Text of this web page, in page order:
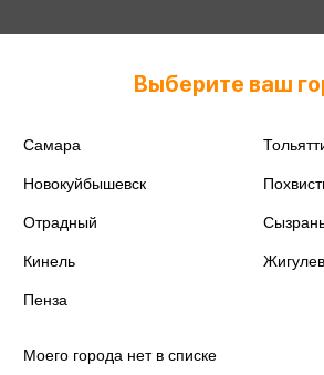
Выберите ваш
Самара
Новокуйбышевск
Отрадный
Кинель
Пенза
Моего города нет в списке